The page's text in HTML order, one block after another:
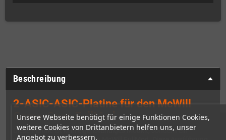
Unsere Webseite benötigt für einige Funktionen Cookies,
weitere Cookies von Drittanbietern helfen uns, unser
Angebot zu verbessern.
Beschreibung
2-ASIC-ASIC-Platine für den McWill
Game-Gear-FullMod
Diese Platine ist kein eigenständiges Modkit, sondern ein